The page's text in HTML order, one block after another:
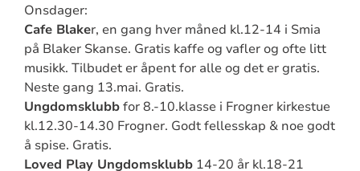
Onsdager:
Cafe Blaker, en gang hver måned kl.12-14 i Smia
på Blaker Skanse. Gratis kaffe og vafler og ofte litt
musikk. Tilbudet er åpent for alle og det er gratis.
Neste gang 13.mai. Gratis.
Ungdomsklubbfor 8.-10.klasse i Frogner kirkestue
kl.12.30-14.30 Frogner. Godt fellesskap & noe godt
å spise. Gratis.
Loved Play Ungdomsklubb14-20 år kl.18-21